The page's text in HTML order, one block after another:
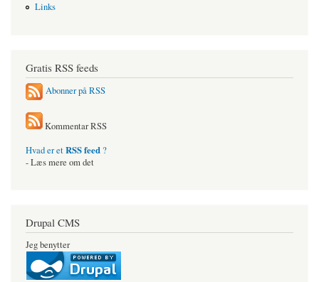
Links
Gratis RSS feeds
Abonner på RSS
Kommentar RSS
Hvad er etRSS feed ?
- Læs mere om det
Drupal CMS
Jeg benytter